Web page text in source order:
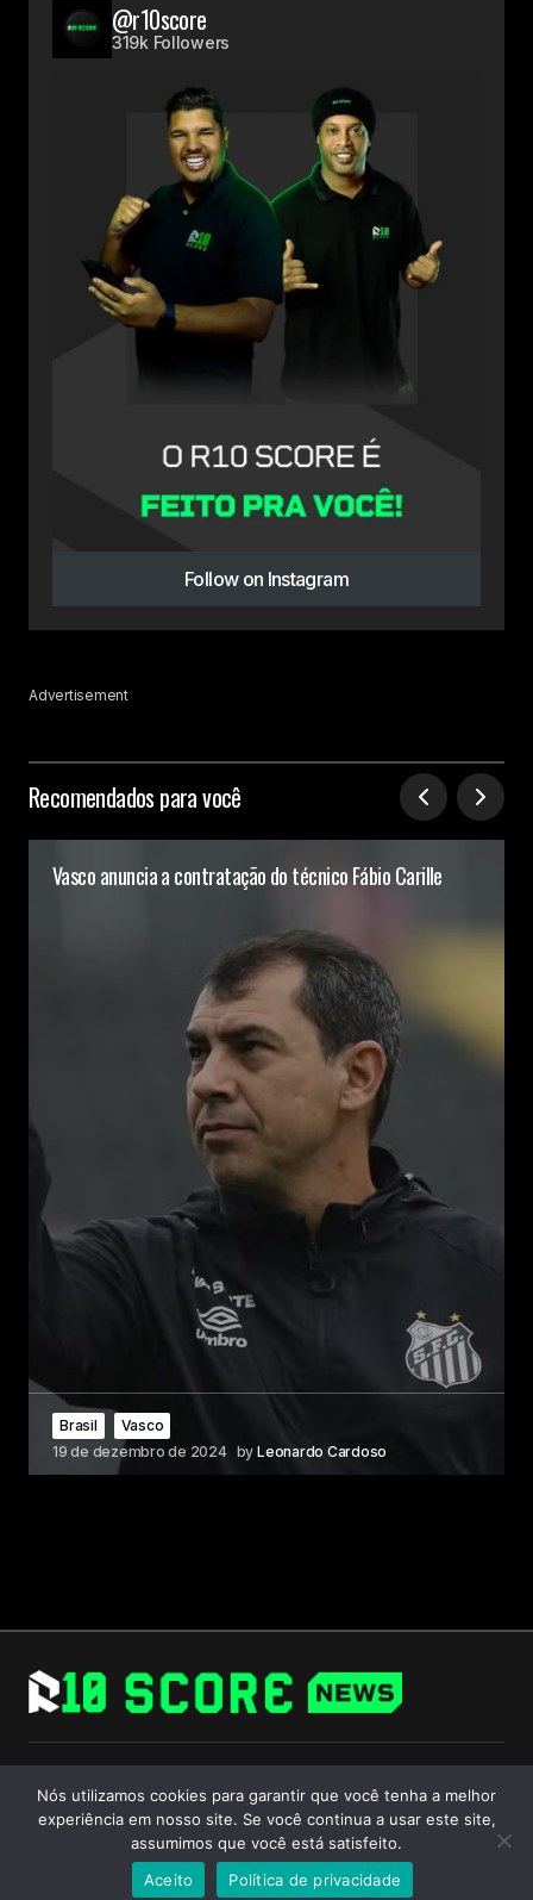
@r10score
319k Followers
Follow on Instagram
Advertisement
Recomendados para você
Vasco anuncia a contratação do técnico Fábio Carille
Brasil
Vasco
19 de dezembro de 2024 by Leonardo Cardoso
Follow Us
© 2024 R10 Score. All Rights Reserved.
Nós utilizamos cookies para garantir que você tenha a melhor
experiência em nosso site. Se você continua a usar este site,
assumimos que você está satisfeito.
Aceito
Política de privacidade